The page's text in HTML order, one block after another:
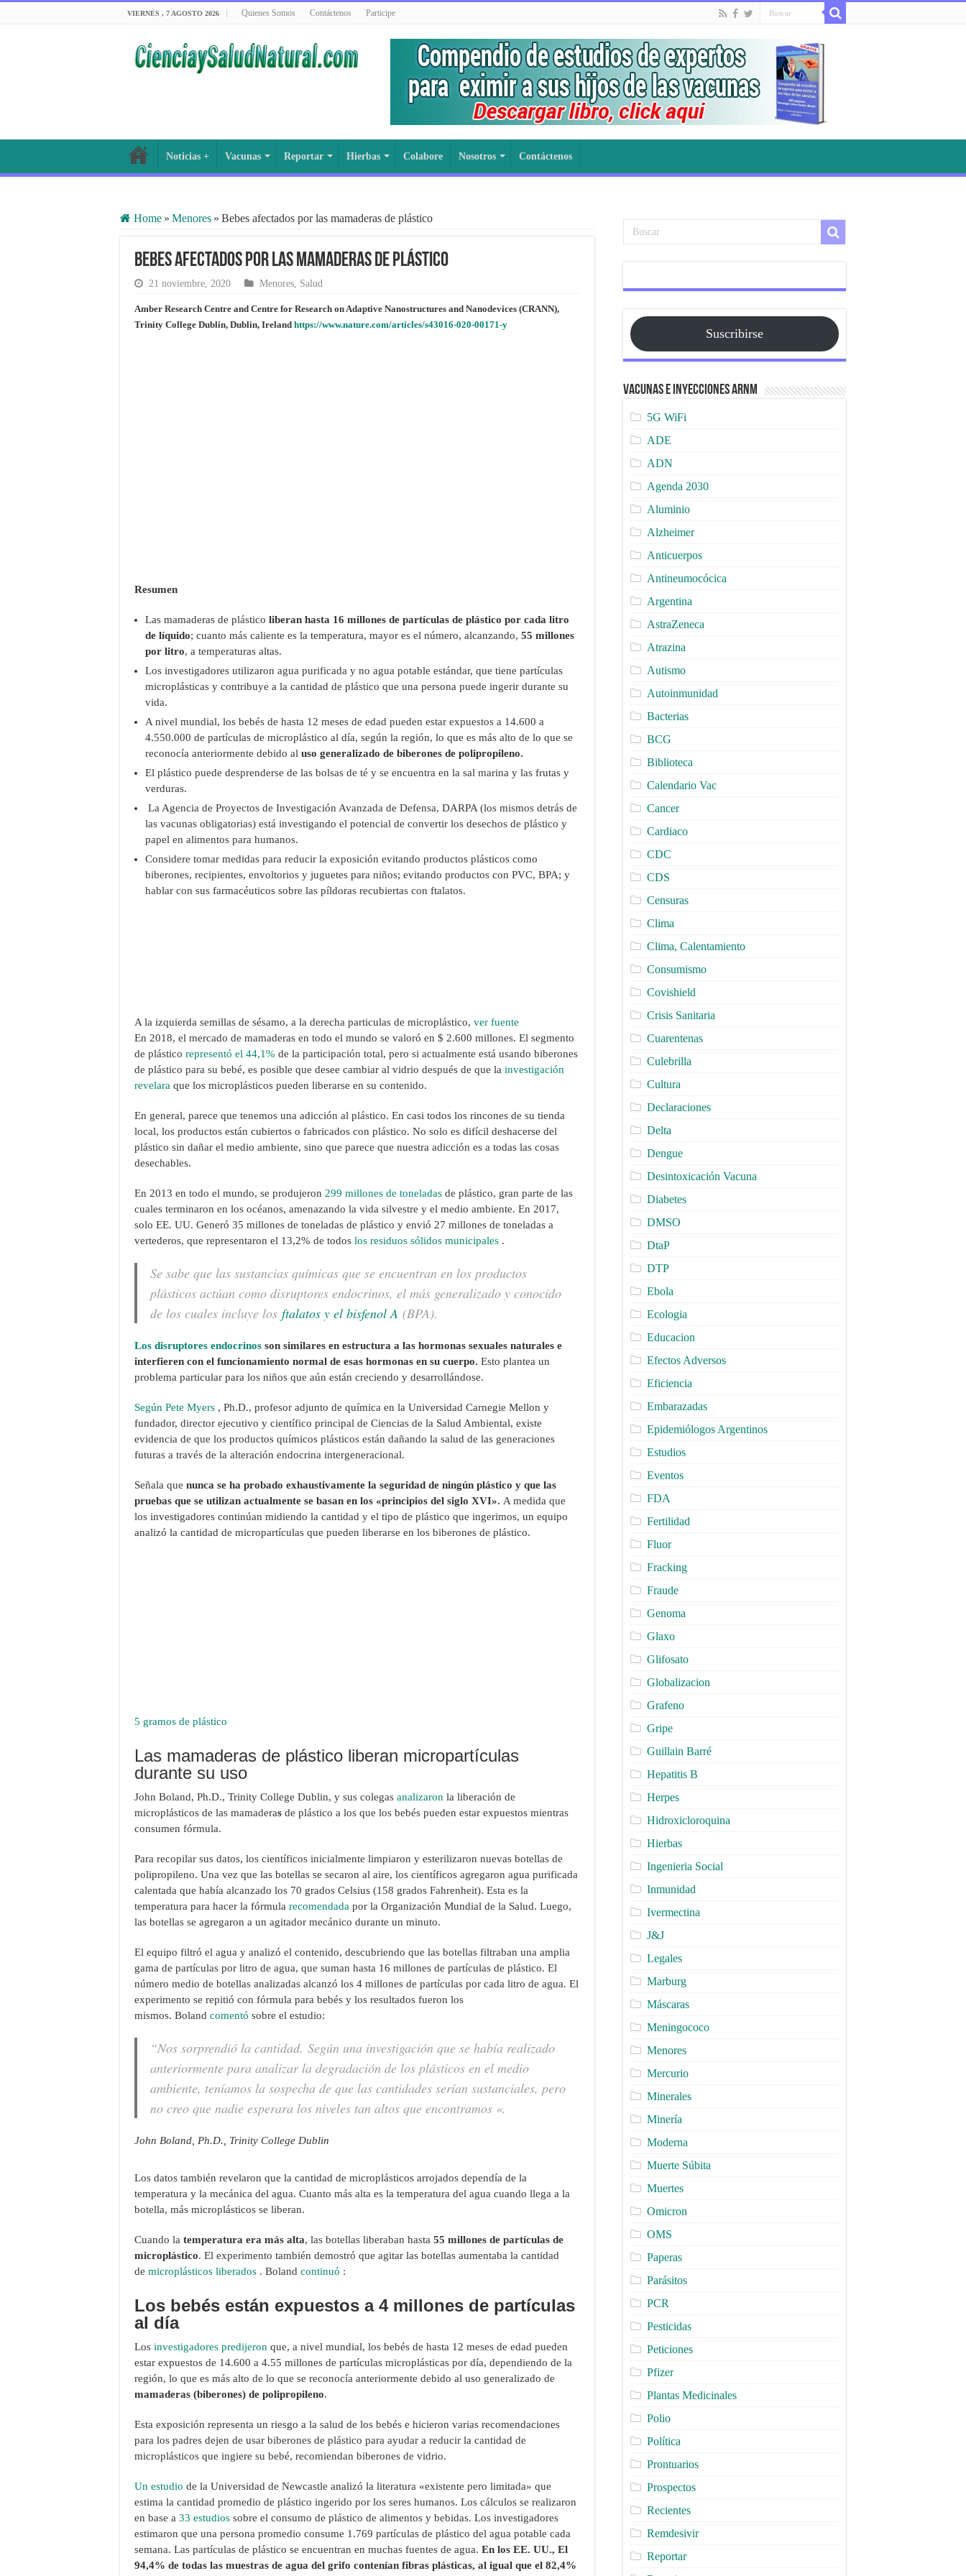
VIERNES , 7 AGOSTO 2026 Quienes Somos Contáctenos Participe
Noticias + Vacunas Reportar Hierbas Colabore Nosotros Contáctenos
Home » Menores » Bebes afectados por las mamaderas de plástico
Bebes afectados por las mamaderas de plástico
21 noviembre, 2020 Menores, Salud
Amber Research Centre and Centre for Research on Adaptive Nanostructures and Nanodevices (CRANN),
Trinity College Dublin, Dublin, Ireland https://www.nature.com/articles/s43016-020-00171-y
Resumen
Las mamaderas de plástico liberan hasta 16 millones de partículas de plástico por cada litro
de líquido; cuanto más caliente es la temperatura, mayor es el número, alcanzando, 55 millones
por litro, a temperaturas altas.
Los investigadores utilizaron agua purificada y no agua potable estándar, que tiene partículas
microplásticas y contribuye a la cantidad de plástico que una persona puede ingerir durante su
vida.
A nivel mundial, los bebés de hasta 12 meses de edad pueden estar expuestos a 14.600 a
4.550.000 de partículas de microplástico al día, según la región, lo que es más alto de lo que se
reconocía anteriormente debido al uso generalizado de biberones de polipropileno.
El plástico puede desprenderse de las bolsas de té y se encuentra en la sal marina y las frutas y
verduras.
La Agencia de Proyectos de Investigación Avanzada de Defensa, DARPA (los mismos detrás de
las vacunas obligatorias) está investigando el potencial de convertir los desechos de plástico y
papel en alimentos para humanos.
Considere tomar medidas para reducir la exposición evitando productos plásticos como
biberones, recipientes, envoltorios y juguetes para niños; evitando productos con PVC, BPA; y
hablar con sus farmacéuticos sobre las píldoras recubiertas con ftalatos.
A la izquierda semillas de sésamo, a la derecha particulas de microplástico, ver fuente
En 2018, el mercado de mamaderas en todo el mundo se valoró en $ 2.600 millones. El segmento
de plástico representó el 44,1% de la participación total, pero si actualmente está usando biberones
de plástico para su bebé, es posible que desee cambiar al vidrio después de que la investigación
revelara que los microplásticos pueden liberarse en su contenido.
En general, parece que tenemos una adicción al plástico. En casi todos los rincones de su tienda
local, los productos están cubiertos o fabricados con plástico. No solo es difícil deshacerse del
plástico sin dañar el medio ambiente, sino que parece que nuestra adicción es a todas las cosas
desechables.
En 2013 en todo el mundo, se produjeron 299 millones de toneladas de plástico, gran parte de las
cuales terminaron en los océanos, amenazando la vida silvestre y el medio ambiente. En 2017,
solo EE. UU. Generó 35 millones de toneladas de plástico y envió 27 millones de toneladas a
vertederos, que representaron el 13,2% de todos los residuos sólidos municipales .
Se sabe que las sustancias químicas que se encuentran en los productos
plásticos actúan como disruptores endocrinos, el más generalizado y conocido
de los cuales incluye los ftalatos y el bisfenol A (BPA).
Los disruptores endocrinos son similares en estructura a las hormonas sexuales naturales e
interfieren con el funcionamiento normal de esas hormonas en su cuerpo. Esto plantea un
problema particular para los niños que aún están creciendo y desarrollándose.
Según Pete Myers , Ph.D., profesor adjunto de química en la Universidad Carnegie Mellon y
fundador, director ejecutivo y científico principal de Ciencias de la Salud Ambiental, existe
evidencia de que los productos químicos plásticos están dañando la salud de las generaciones
futuras a través de la alteración endocrina intergeneracional.
Señala que nunca se ha probado exhaustivamente la seguridad de ningún plástico y que las
pruebas que se utilizan actualmente se basan en los «principios del siglo XVI». A medida que
los investigadores continúan midiendo la cantidad y el tipo de plástico que ingerimos, un equipo
analizó la cantidad de micropartículas que pueden liberarse en los biberones de plástico.
5 gramos de plástico
Las mamaderas de plástico liberan micropartículas
durante su uso
John Boland, Ph.D., Trinity College Dublin, y sus colegas analizaron la liberación de
microplásticos de las mamaderas de plástico a los que los bebés pueden estar expuestos mientras
consumen fórmula.
Para recopilar sus datos, los científicos inicialmente limpiaron y esterilizaron nuevas botellas de
polipropileno. Una vez que las botellas se secaron al aire, los científicos agregaron agua purificada
calentada que había alcanzado los 70 grados Celsius (158 grados Fahrenheit). Esta es la
temperatura para hacer la fórmula recomendada por la Organización Mundial de la Salud. Luego,
las botellas se agregaron a un agitador mecánico durante un minuto.
El equipo filtró el agua y analizó el contenido, descubriendo que las botellas filtraban una amplia
gama de partículas por litro de agua, que suman hasta 16 millones de partículas de plástico. El
número medio de botellas analizadas alcanzó los 4 millones de partículas por cada litro de agua. El
experimento se repitió con fórmula para bebés y los resultados fueron los
mismos. Boland comentó sobre el estudio:
“Nos sorprendió la cantidad. Según una investigación que se había realizado
anteriormente para analizar la degradación de los plásticos en el medio
ambiente, teníamos la sospecha de que las cantidades serían sustanciales, pero
no creo que nadie esperara los niveles tan altos que encontramos «.
John Boland, Ph.D., Trinity College Dublin
Los datos también revelaron que la cantidad de microplásticos arrojados dependía de la
temperatura y la mecánica del agua. Cuanto más alta es la temperatura del agua cuando llega a la
botella, más microplásticos se liberan.
Cuando la temperatura era más alta, las botellas liberaban hasta 55 millones de partículas de
microplástico. El experimento también demostró que agitar las botellas aumentaba la cantidad
de microplásticos liberados . Boland continuó :
Los bebés están expuestos a 4 millones de partículas
al día
Los investigadores predijeron que, a nivel mundial, los bebés de hasta 12 meses de edad pueden
estar expuestos de 14.600 a 4.55 millones de partículas microplásticas por día, dependiendo de la
región, lo que es más alto de lo que se reconocía anteriormente debido al uso generalizado de
mamaderas (biberones) de polipropileno.
Esta exposición representa un riesgo a la salud de los bebés e hicieron varias recomendaciones
para los padres dejen de usar biberones de plástico para ayudar a reducir la cantidad de
microplásticos que ingiere su bebé, recomiendan biberones de vidrio.
Un estudio de la Universidad de Newcastle analizó la literatura «existente pero limitada» que
estima la cantidad promedio de plástico ingerido por los seres humanos. Los cálculos se realizaron
en base a 33 estudios sobre el consumo de plástico de alimentos y bebidas. Los investigadores
estimaron que una persona promedio consume 1.769 partículas de plástico del agua potable cada
semana. Las partículas de plástico se encuentran en muchas fuentes de agua. En los EE. UU., El
94,4% de todas las muestras de agua del grifo contenían fibras plásticas, al igual que el 82,4%
Suscribirse
Vacunas e Inyecciones ARNm
5G WiFi
ADE
ADN
Agenda 2030
Aluminio
Alzheimer
Anticuerpos
Antineumocócica
Argentina
AstraZeneca
Atrazina
Autismo
Autoinmunidad
Bacterias
BCG
Biblioteca
Calendario Vac
Cancer
Cardiaco
CDC
CDS
Censuras
Clima
Clima, Calentamiento
Consumismo
Covishield
Crisis Sanitaria
Cuarentenas
Culebrilla
Cultura
Declaraciones
Delta
Dengue
Desintoxicación Vacuna
Diabetes
DMSO
DtaP
DTP
Ebola
Ecologia
Educacion
Efectos Adversos
Eficiencia
Embarazadas
Epidemiólogos Argentinos
Estudios
Eventos
FDA
Fertilidad
Fluor
Fracking
Fraude
Genoma
Glaxo
Glifosato
Globalizacion
Grafeno
Gripe
Guillain Barré
Hepatitis B
Herpes
Hidroxicloroquina
Hierbas
Ingenieria Social
Inmunidad
Ivermectina
J&J
Legales
Marburg
Máscaras
Meningococo
Menores
Mercurio
Minerales
Minería
Moderna
Muerte Súbita
Muertes
Omicron
OMS
Paperas
Parásitos
PCR
Pesticidas
Peticiones
Pfizer
Plantas Medicinales
Polio
Política
Prontuarios
Prospectos
Recientes
Remdesivir
Reportar